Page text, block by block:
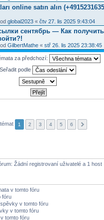
online satın alın
global2023 « čtv 27. lis 2025 9:43:04
сентябрь — Как
GilbertMathe « stř 26. lis 2025 23:38:45
za předchozí:
Seřadit podle
1 2 3 4 5 6
Žádní registrovaní uživatelé a 1 host
v tomto fóru
fóru
v tomto fóru
v tomto fóru
tomto fóru